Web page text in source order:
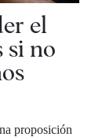
el
si no
proposición